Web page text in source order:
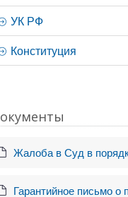
УК РФ
Конституция
Жалоба в Суд в
Гарантийное письмо о